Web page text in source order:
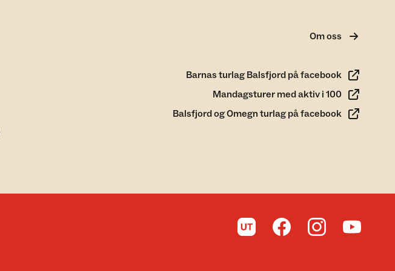
Om oss
Barnas turlag Balsfjord på facebook
Mandagsturer med aktiv i 100
Balsfjord og Omegn turlag på facebook
Til UT.no Til DNT på Facebook
Til DNT på Instagram
Til DNT på